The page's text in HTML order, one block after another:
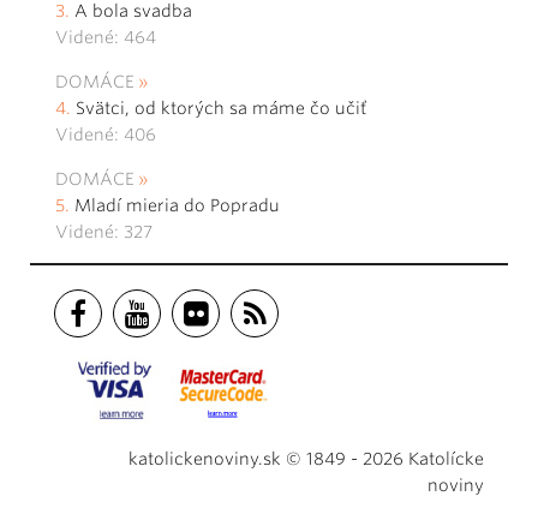
A bola svadba
Videné: 464
DOMÁCE
Svätci, od ktorých sa máme čo učiť
Videné: 406
DOMÁCE
Mladí mieria do Popradu
Videné: 327
katolickenoviny.sk © 1849 - 2026 Katolícke
noviny